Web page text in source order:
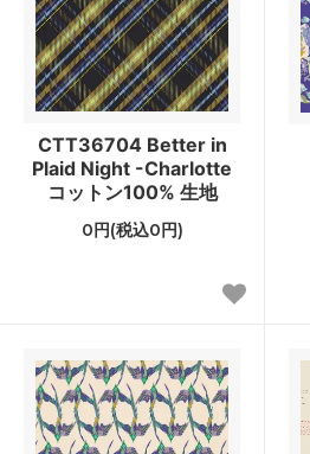
CTT36704 Better in
Plaid Night -Charlotte
コットン100% 生地
0円(税込0円)